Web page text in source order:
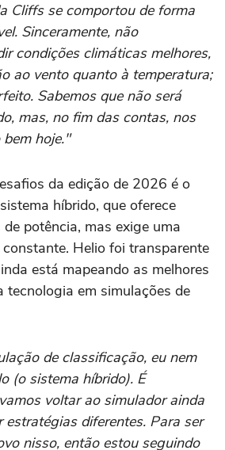
Cliffs se comportou de forma
Sinceramente, não
condições climáticas melhores,
ao vento quanto à temperatura;
Sabemos que não será
mas, no fim das contas, nos
hoje."
da edição de 2026 é o
híbrido, que oferece
potência, mas exige uma
Helio foi transparente
está mapeando as melhores
tecnologia em simulações de
de classificação, eu nem
(o sistema híbrido). É
voltar ao simulador ainda
estratégias diferentes. Para ser
nisso, então estou seguindo